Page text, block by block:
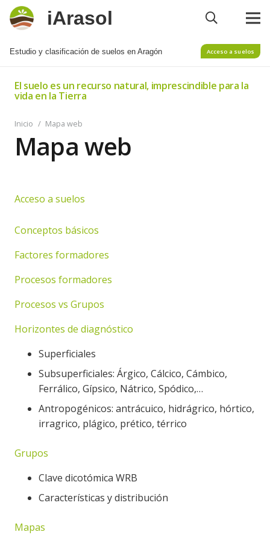
iArasol
Estudio y clasificación de suelos en Aragón Acceso a suelos
El suelo es un recurso natural, imprescindible para la
vida en la Tierra
Inicio / Mapa web
Mapa web
Acceso a suelos
Conceptos básicos
Factores formadores
Procesos formadores
Procesos vs Grupos
Horizontes de diagnóstico
Superficiales
Subsuperficiales: Árgico, Cálcico, Cámbico,
Ferrálico, Gípsico, Nátrico, Spódico,…
Antropogénicos: antrácuico, hidrágrico, hórtico,
irragrico, plágico, prético, térrico
Grupos
Clave dicotómica WRB
Características y distribución
Mapas